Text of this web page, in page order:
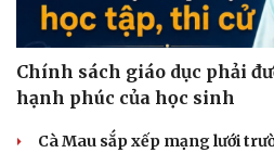
Chính sách giáo dục phải
hạnh phúc của học sinh
Cà Mau sắp xếp mạng lưới